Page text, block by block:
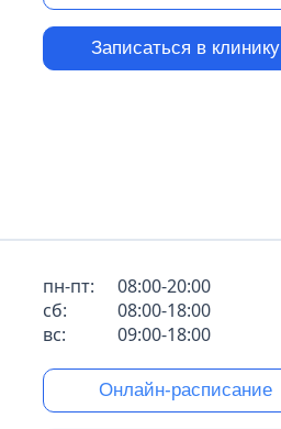
Записаться в клинику
пн-пт:
08:00-20:00
сб:
08:00-18:00
вс:
09:00-18:00
Онлайн-расписание